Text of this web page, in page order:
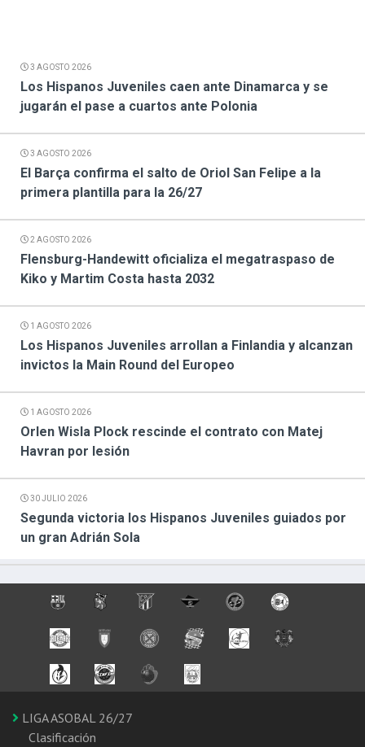
3 AGOSTO 2026
Los Hispanos Juveniles caen ante Dinamarca y se
jugarán el pase a cuartos ante Polonia
3 AGOSTO 2026
El Barça confirma el salto de Oriol San Felipe a la
primera plantilla para la 26/27
2 AGOSTO 2026
Flensburg-Handewitt oficializa el megatraspaso de
Kiko y Martim Costa hasta 2032
1 AGOSTO 2026
Los Hispanos Juveniles arrollan a Finlandia y alcanzan
invictos la Main Round del Europeo
1 AGOSTO 2026
Orlen Wisla Plock rescinde el contrato con Matej
Havran por lesión
30 JULIO 2026
Segunda victoria los Hispanos Juveniles guiados por
un gran Adrián Sola
LIGA ASOBAL 26/27
Clasificación